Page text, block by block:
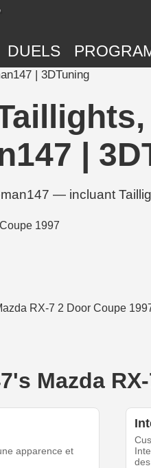
DUELS
| 3DTuning
|
— incluant
Mazda
apparence et